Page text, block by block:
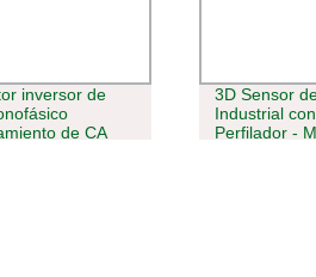
Visión de Agarre
Láser de Línea &amp; 3D
Modelo Hf-Sr7240,